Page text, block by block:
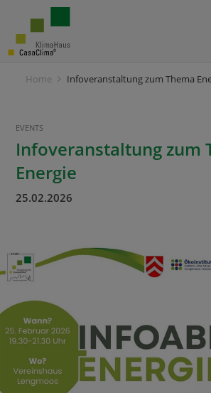
Home Infoveranstaltung zum Thema
EVENTS
Infoveranstaltung zum
Energie
25.02.2026